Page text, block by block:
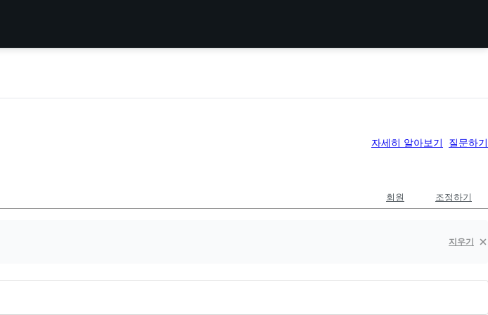
자세히 알아보기 질문하기
회원 조정하기
지우기